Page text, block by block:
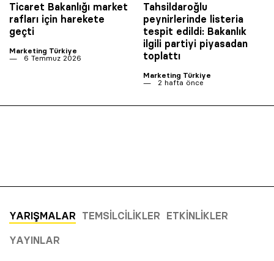
Ticaret Bakanlığı market
rafları için harekete
geçti
Marketing Türkiye
6 Temmuz 2026
Tahsildaroğlu
peynirlerinde listeria
tespit edildi: Bakanlık
ilgili partiyi piyasadan
toplattı
Marketing Türkiye
2 hafta önce
YARIŞMALAR TEMSILCILIKLER ETKINLIKLER
YAYINLAR